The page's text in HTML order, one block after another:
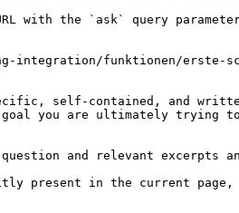
with the `ask` query
funktionen/erste-
self-contained, and
you are ultimately trying
and relevant excerpts
present in the current